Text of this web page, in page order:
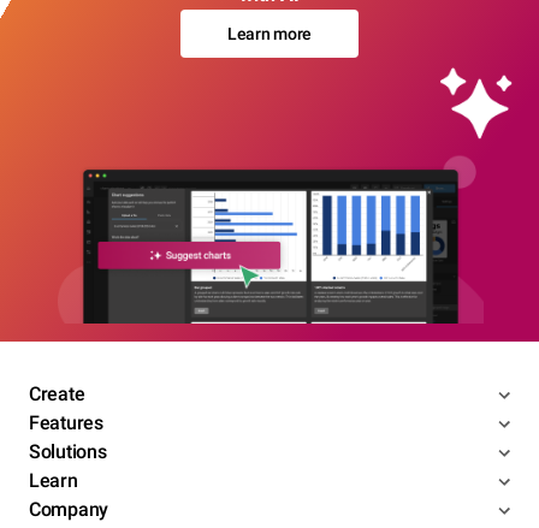
Learn more
Create
Features
Solutions
Learn
Company